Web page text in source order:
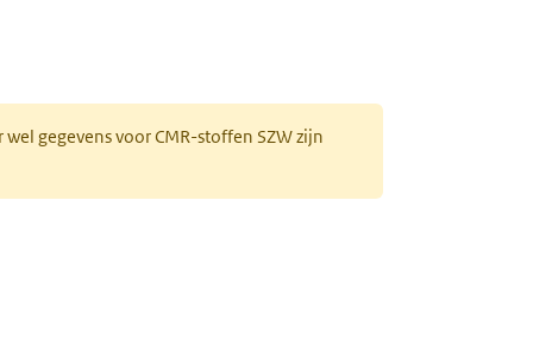
gegevens voor CMR-stoffen SZW zijn